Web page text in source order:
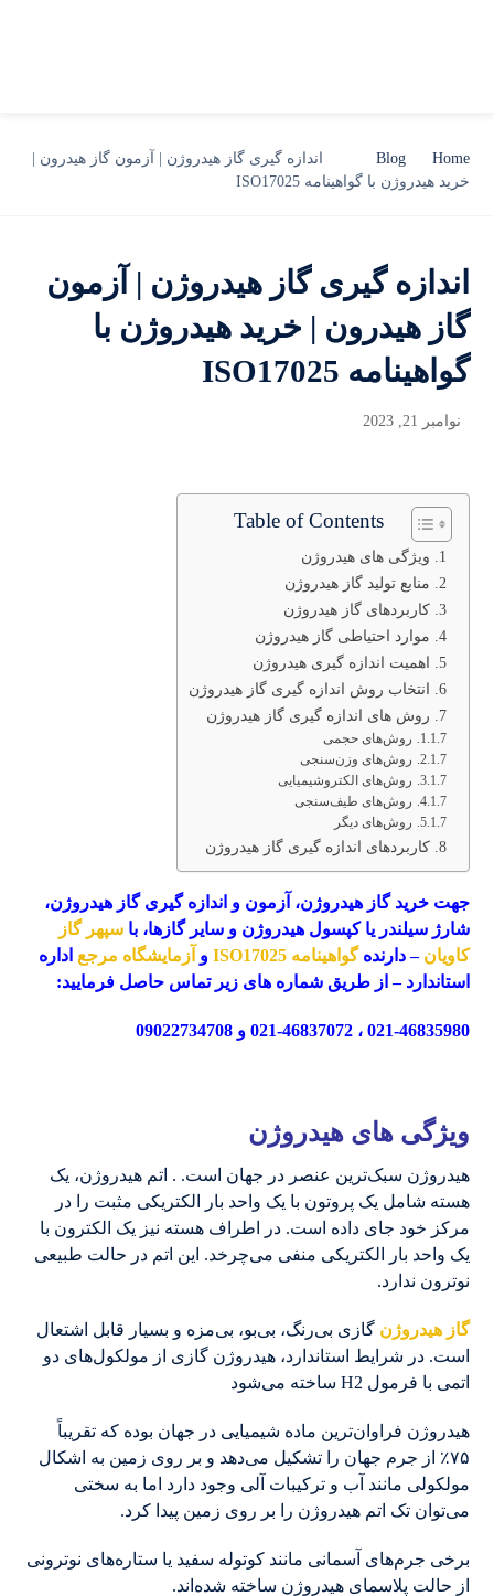
Blog Home
اندازه گیری گاز هیدروژن | آزمون گاز هیدرون |
خرید هیدروژن با گواهینامه ISO17025
اندازه گیری گاز هیدروژن | آزمون
گاز هیدرون | خرید هیدروژن با
گواهینامه ISO17025
نوامبر 21, 2023
Table of Contents
ویژگی های هیدروژن
منابع تولید گاز هیدروژن
کاربردهای گاز هیدروژن
موارد احتیاطی گاز هیدروژن
اهمیت اندازه گیری هیدروژن
انتخاب روش اندازه گیری گاز هیدروژن
روش های اندازه گیری گاز هیدروژن
روش‌های حجمی
روش‌های وزن‌سنجی
روش‌های الکتروشیمیایی
روش‌های طیف‌سنجی
روش‌های دیگر
کاربردهای اندازه گیری گاز هیدروژن
جهت خرید گاز هیدروژن، آزمون و اندازه گیری گاز هیدروژن،
شارژ سیلندر یا کپسول هیدروژن و سایر گازها، باسپهر گاز
کاویان – دارندهگواهینامه ISO17025 و آزمایشگاه مرجع اداره
استاندارد – از طریق شماره های زیر تماس حاصل فرمایید:
021-46835980 ، 021-46837072 و 09022734708
ویژگی های هیدروژن
هیدروژن سبک‌ترین عنصر در جهان است. . اتم هیدروژن، یک
هسته شامل یک پروتون با یک واحد بار الکتریکی مثبت را در
مرکز خود جای داده است. در اطراف هسته نیز یک الکترون با
یک واحد بار الکتریکی منفی می‌چرخد. این اتم در حالت طبیعی
نوترون ندارد.
گاز هیدروژن گازی بی‌رنگ، بی‌بو، بی‌مزه و بسیار قابل اشتعال
است. در شرایط استاندارد، هیدروژن گازی از مولکول‌های دو
اتمی با فرمول H2 ساخته می‌شود
هیدروژن فراوان‌ترین ماده شیمیایی در جهان بوده که تقریباً
۷۵٪ از جرم جهان را تشکیل می‌دهد و بر روی زمین به اشکال
مولکولی مانند آب و ترکیبات آلی وجود دارد اما به سختی
می‌توان تک اتم هیدروژن را بر روی زمین پیدا کرد.
برخی جرم‌های آسمانی مانند کوتوله سفید یا ستاره‌های نوترونی
از حالت پلاسمای هیدروژن ساخته شده‌اند.